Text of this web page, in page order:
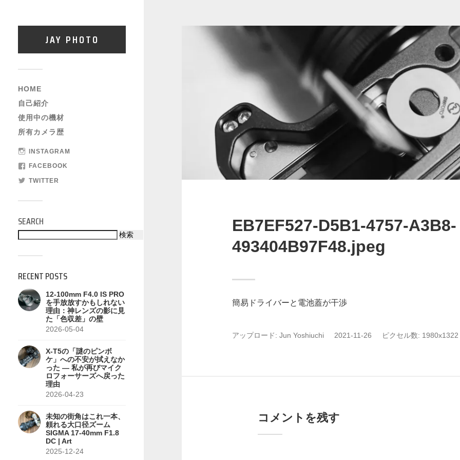
JAY PHOTO
HOME
自己紹介
使用中の機材
所有カメラ歴
INSTAGRAM
FACEBOOK
TWITTER
SEARCH
検索
RECENT POSTS
12-100mm F4.0 IS PRO
を手放放すかもしれない
理由：神レンズの影に見
た「色収差」の壁
2026-05-04
X-T5の「謎のピンボ
ケ」への不安が拭えなか
った — 私が再びマイク
ロフォーサーズへ戻った
理由
2026-04-23
未知の街角はこれ一本、
頼れる大口径ズーム
SIGMA 17-40mm F1.8
DC | Art
2025-12-24
EB7EF527-D5B1-4757-A3B8-
493404B97F48.jpeg
簡易ドライバーと電池蓋が干渉
アップロード: Jun Yoshiuchi 2021-11-26 ピクセル数: 1980x1322
コメントを残す